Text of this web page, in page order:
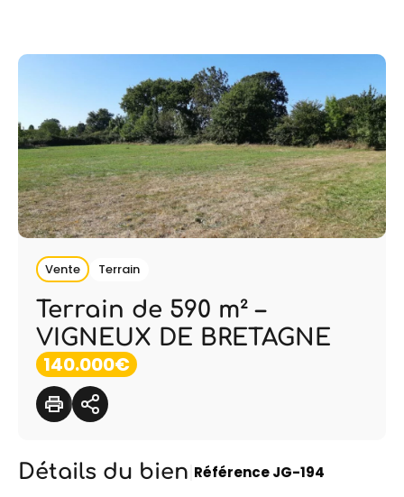
Vente Terrain
Terrain de 590 m² –
VIGNEUX DE BRETAGNE
140.000€
Détails du bien RéférenceJG-194